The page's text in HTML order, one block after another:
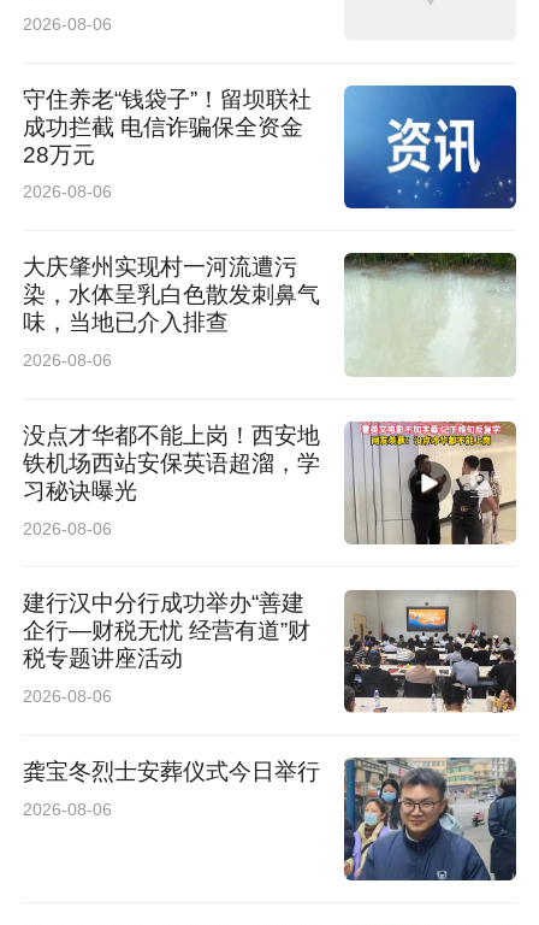
2026-08-06
守住养老“钱袋子”！留坝联社
成功拦截 电信诈骗保全资金
28万元
2026-08-06
大庆肇州实现村一河流遭污
染，水体呈乳白色散发刺鼻气
味，当地已介入排查
2026-08-06
没点才华都不能上岗！西安地
铁机场西站安保英语超溜，学
习秘诀曝光
2026-08-06
建行汉中分行成功举办“善建
企行—财税无忧 经营有道”财
税专题讲座活动
2026-08-06
龚宝冬烈士安葬仪式今日举行
2026-08-06